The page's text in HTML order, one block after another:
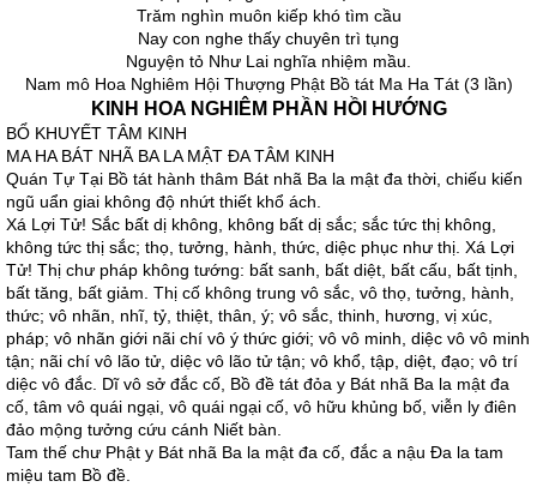
Trăm nghìn muôn kiếp khó tìm cầu
Nay con nghe thấy chuyên trì tụng
Nguyện tỏ Như Lai nghĩa nhiệm mầu.
Nam mô Hoa Nghiêm Hội Thượng Phật Bồ tát Ma Ha Tát (3 lần)
KINH HOA NGHIÊM PHẦN HỒI HƯỚNG
BỔ KHUYẾT TÂM KINH
MA HA BÁT NHÃ BA LA MẬT ĐA TÂM KINH
Quán Tự Tại Bồ tát hành thâm Bát nhã Ba la mật đa thời, chiếu kiến
ngũ uẩn giai không độ nhứt thiết khổ ách.
Xá Lợi Tử! Sắc bất dị không, không bất dị sắc; sắc tức thị không,
không tức thị sắc; thọ, tưởng, hành, thức, diệc phục như thị. Xá Lợi
Tử! Thị chư pháp không tướng: bất sanh, bất diệt, bất cấu, bất tịnh,
bất tăng, bất giảm. Thị cố không trung vô sắc, vô thọ, tưởng, hành,
thức; vô nhãn, nhĩ, tỷ, thiệt, thân, ý; vô sắc, thinh, hương, vị xúc,
pháp; vô nhãn giới nãi chí vô ý thức giới; vô vô minh, diệc vô vô minh
tận; nãi chí vô lão tử, diệc vô lão tử tận; vô khổ, tập, diệt, đạo; vô trí
diệc vô đắc. Dĩ vô sở đắc cố, Bồ đề tát đỏa y Bát nhã Ba la mật đa
cố, tâm vô quái ngại, vô quái ngại cố, vô hữu khủng bố, viễn ly điên
đảo mộng tưởng cứu cánh Niết bàn.
Tam thế chư Phật y Bát nhã Ba la mật đa cố, đắc a nậu Đa la tam
miệu tam Bồ đề.